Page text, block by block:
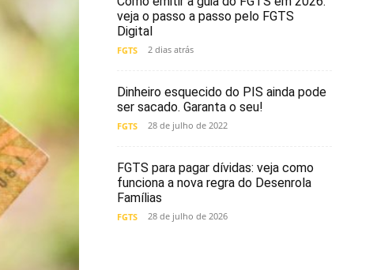
veja o passo a passo pelo FGTS
Digital
FGTS 2 dias atrás
Dinheiro esquecido do PIS ainda pode
ser sacado. Garanta o seu!
FGTS 28 de julho de 2022
FGTS para pagar dívidas: veja como
funciona a nova regra do Desenrola
Famílias
FGTS 28 de julho de 2026